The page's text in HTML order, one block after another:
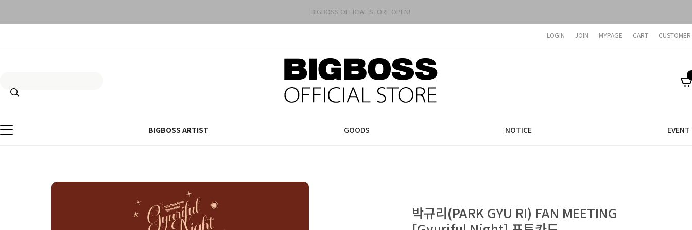
BIGBOSS OFFICIAL STORE OPEN!
LOGIN JOIN MYPAGE CART
BIGBOSS ARTIST GOODS NOTICE EVENT
박규리(PARK GYU RI) FAN MEETING